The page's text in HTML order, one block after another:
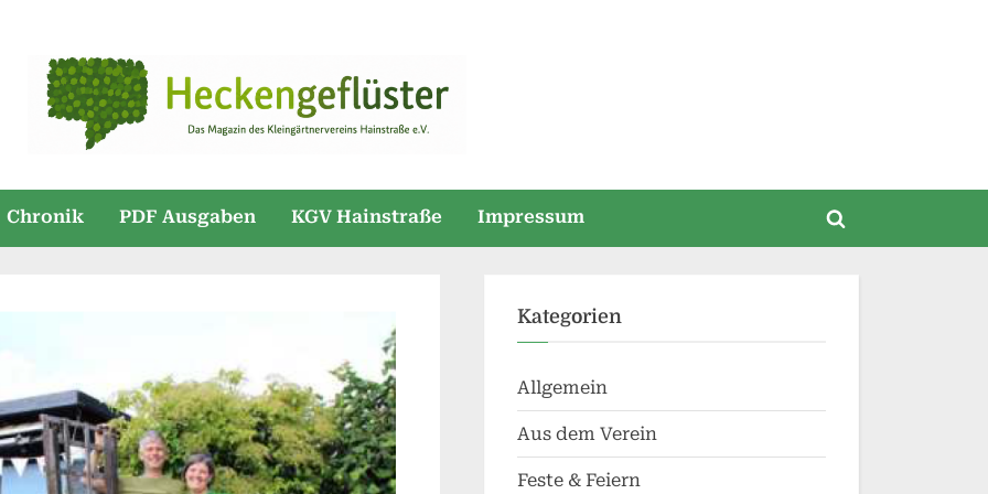
Chronik PDF Ausgaben KGV Hainstraße Impressum
Toggle
Kategorien
Allgemein
Aus dem Verein
Feste & Feiern